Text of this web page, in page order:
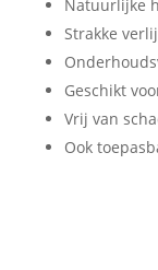
Natuurlijke
Strakke
Geschikt
Vrij van
Ook